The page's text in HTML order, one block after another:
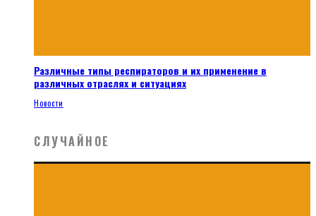
Различные типы респираторов и их применение в
различных отраслях и ситуациях
Новости
СЛУЧАЙНОЕ